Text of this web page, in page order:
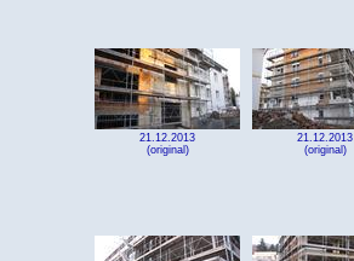
21.12.2013
(original)
21.12.2013
(original)